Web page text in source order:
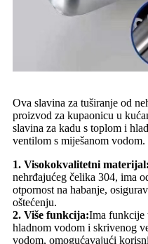
Ova slavina za tuširanje od
proizvod za kupaonicu u
slavina za kadu s toplom i
ventilom s miješanom vodom.
1. Visokokvalitetni materijal:
nehrđajućeg čelika 304, ima
otpornost na habanje,
oštećenju.
2. Više funkcija:Ima funkcije
hladnom vodom i skrivenog
vodom, omogućavajući